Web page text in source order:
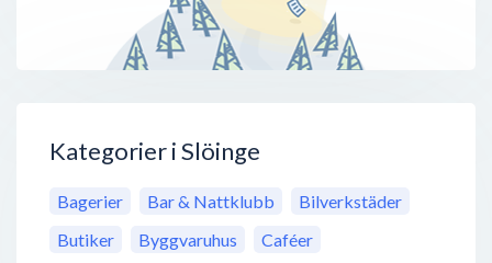
Kategorier i Slöinge
Bagerier Bar & Nattklubb
Bilverkstäder
Butiker
Byggvaruhus
Caféer